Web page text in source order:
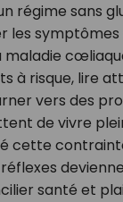
régime sans
les symptômes
à risque, lire
vers des
de vivre
cette
santé et